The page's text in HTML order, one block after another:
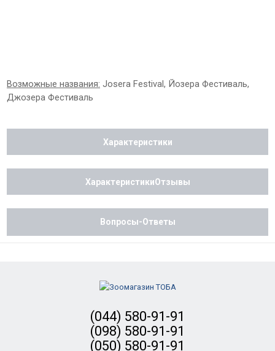
Возможные названия: Josera Festival, Йозера Фестиваль,
Джозера Фестиваль
Характеристики
ХарактеристикиОтзывы
Вопросы-Ответы
(044) 580-91-91
(098) 580-91-91
(050) 580-91-91